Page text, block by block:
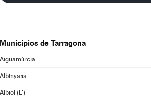
Municipios de Tarragona
Aiguamúrcia
Albinyana
Albiol (L')